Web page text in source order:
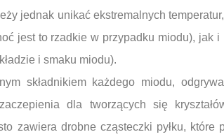
jednak unikać ekstremalnych
jest to rzadkie w przypadku miodu), jak i
i smaku miodu).
składnikiem każdego miodu,
dla tworzących się
zawiera drobne cząsteczki pyłku, które